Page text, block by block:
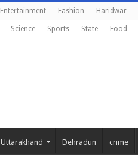
Entertainment Fashion Haridwar
Science Sports State Food
Uttarakhand Dehradun crime